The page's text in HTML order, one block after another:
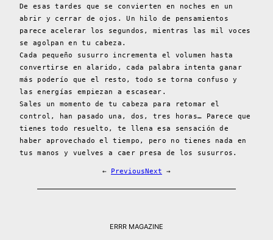
De esas tardes que se convierten en noches en un
abrir y cerrar de ojos. Un hilo de pensamientos
parece acelerar los segundos, mientras las mil voces
se agolpan en tu cabeza.
Cada pequeño susurro incrementa el volumen hasta
convertirse en alarido, cada palabra intenta ganar
más poderío que el resto, todo se torna confuso y
las energías empiezan a escasear.
Sales un momento de tu cabeza para retomar el
control, han pasado una, dos, tres horas… Parece que
tienes todo resuelto, te llena esa sensación de
haber aprovechado el tiempo, pero no tienes nada en
tus manos y vuelves a caer presa de los susurros.
← PreviousNext →
ERRR MAGAZINE